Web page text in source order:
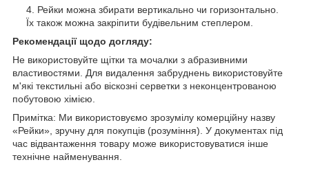
Рейки можна збирати вертикально чи горизонтально.
Їх також можна закріпити будівельним степлером.
Рекомендації щодо догляду:
Не використовуйте щітки та мочалки з абразивними
властивостями. Для видалення забруднень використовуйте
м'які текстильні або віскозні серветки з неконцентрованою
побутовою хімією.
Примітка: Ми використовуємо зрозумілу комерційну назву
«Рейки», зручну для покупців (розуміння). У документах під
час відвантаження товару може використовуватися інше
технічне найменування.